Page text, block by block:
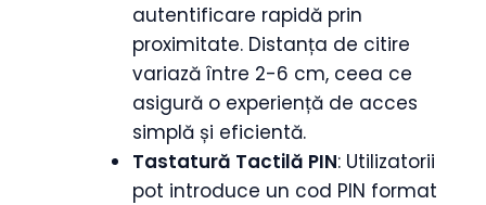
autentificare rapidă prin
proximitate. Distanța de citire
variază între 2-6 cm, ceea ce
asigură o experiență de acces
simplă și eficientă.
Tastatură Tactilă PIN: Utilizatorii
pot introduce un cod PIN format